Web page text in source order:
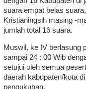
suara empat belas
Kristianingsih masing -
jumlah total 16 suara.
Muswil, ke IV berlasung
sampai 24 : 00 Wib
setujui oleh semua
daerah kabupaten/kota
pengukuhan.